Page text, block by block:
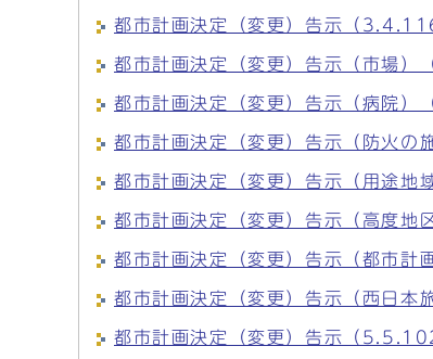
都市計画決定（変更）告示（
都市計画決定（変更）告示（市場）
都市計画決定（変更）告示（病院）
都市計画決定（変更）告示（防火の
都市計画決定（変更）告示（用途地
都市計画決定（変更）告示（高度地
都市計画決定（変更）告示（都市計
都市計画決定（変更）告示（西日本
都市計画決定（変更）告示（